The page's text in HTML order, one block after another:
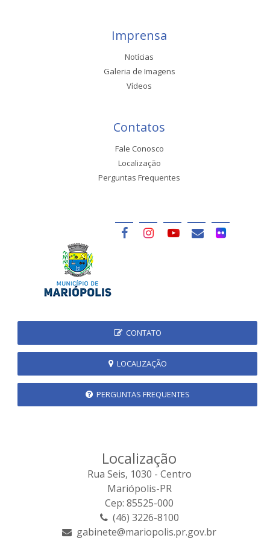
Imprensa
Notícias
Galeria de Imagens
Vídeos
Contatos
Fale Conosco
Localização
Perguntas Frequentes
CONTATO
LOCALIZAÇÃO
PERGUNTAS FREQUENTES
Localização
Rua Seis, 1030 - Centro
Mariópolis-PR
Cep: 85525-000
(46) 3226-8100
gabinete@mariopolis.pr.gov.br